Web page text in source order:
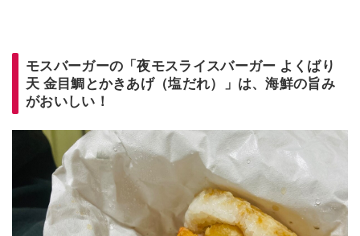
モスバーガーの「夜モスライスバーガー よくばり
天 金目鯛とかきあげ（塩だれ）」は、海鮮の旨み
がおいしい！